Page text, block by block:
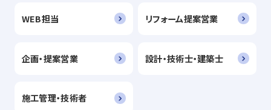
WEB担当 リフォーム提案営業
企画・提案営業 設計・技術士・建築士
施工管理・技術者